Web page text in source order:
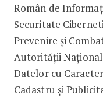
Român de
Securitate
Prevenire și
Autorităţii
Datelor cu
Cadastru și